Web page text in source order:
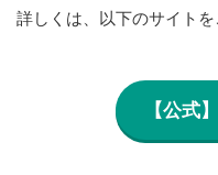
詳しくは、以下のサイトを
【公式